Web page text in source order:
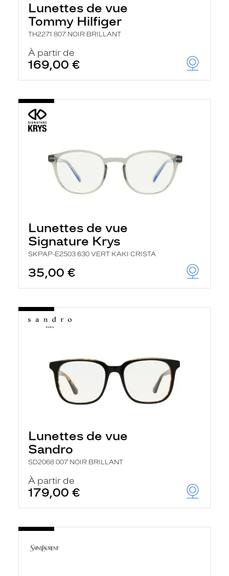
Lunettes de vue
Tommy Hilfiger
TH2271 807 NOIR BRILLANT
À partir de
169,00 €
Lunettes de vue
Signature Krys
SKPAP-E2503 630 VERT KAKI CRISTA
35,00 €
Lunettes de vue
Sandro
SD2068 007 NOIR BRILLANT
À partir de
179,00 €